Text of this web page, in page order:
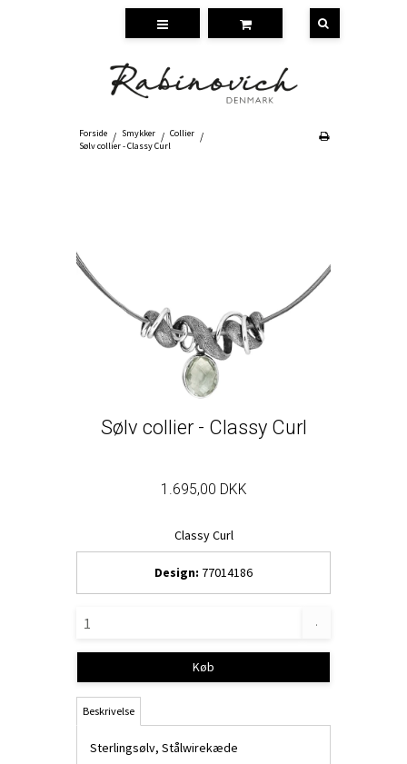
Forside / Smykker / Collier /
Sølv collier - Classy Curl
Sølv collier - Classy Curl
1.695,00 DKK
Classy Curl
Design: 77014186
.
Køb
Beskrivelse
Sterlingsølv, Stålwirekæde